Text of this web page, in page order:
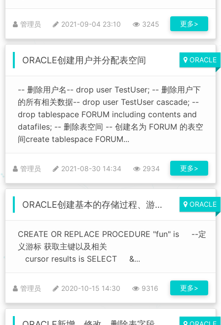
管理员 2021-09-04 23:10 3245 更多>
ORACLE创建用户并分配表空间 ORACLE
-- 删除用户名-- drop user TestUser; -- 删除用户下
的所有相关数据-- drop user TestUser cascade; --
drop tablespace FORUM including contents and
datafiles; -- 删除表空间 -- 创建名为 FORUM 的表空
间create tablespace FORUM...
管理员 2021-08-30 14:34 2934 更多>
ORACLE创建基本的存储过程、游标、遍历查询结果 ORACLE
CREATE OR REPLACE PROCEDURE "fun" is --定
义游标 获取主键以及相关
cursor results is SELECT &...
管理员 2020-10-15 14:30 9316 更多>